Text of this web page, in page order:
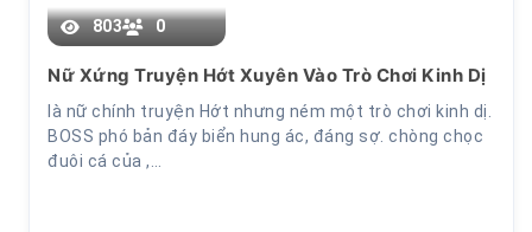
Chương 40
803 0
Nữ Xứng Truyện Hớt Xuyên Vào Trò Chơi Kinh Dị
là nữ chính truyện Hớt nhưng ném một trò chơi kinh dị.
BOSS phó bản đáy biển hung ác, đáng sợ. chòng chọc
đuôi cá của ,…